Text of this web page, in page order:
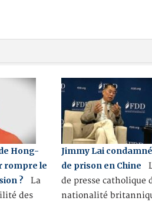
Hong-
rompre le
? La
des
Jimmy Lai
de prison en Chine
de presse catholique
nationalité